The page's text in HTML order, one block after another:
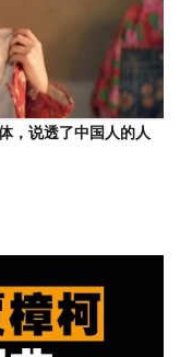
，说透了中国人的人